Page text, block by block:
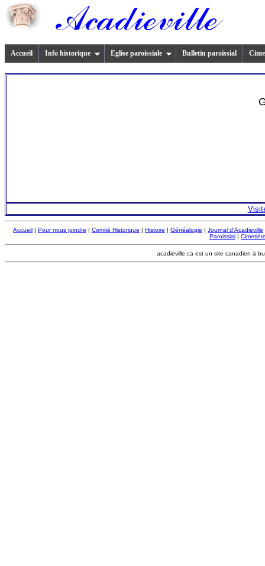
Accueil Info historique Eglise paroissiale Bulletin paroissial
Accueil | Pour nous joindre | Comité Historique | Histoire | Généalogie | Journal d'Acadieville
Paroissial |
acadieville.ca est un site canadien à